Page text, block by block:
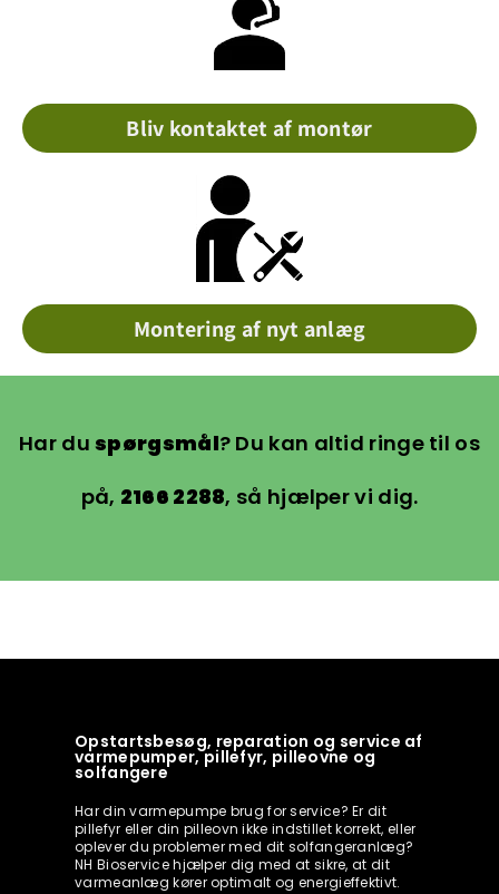
Bliv kontaktet af montør
Montering af nyt anlæg
Har duspørgsmål? Du kan altid ringe til os
på, 2166 2288, så hjælper vi dig.
Opstartsbesøg, reparation og service af
varmepumper, pillefyr, pilleovne og
solfangere
Har din varmepumpe brug for service? Er dit
pillefyr eller din pilleovn ikke indstillet korrekt, eller
oplever du problemer med dit solfangeranlæg?
NH Bioservice hjælper dig med at sikre, at dit
varmeanlæg kører optimalt og energieffektivt.